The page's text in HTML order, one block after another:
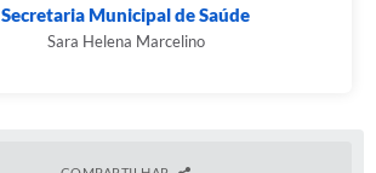
Secretaria Municipal de Saúde
Sara Helena Marcelino